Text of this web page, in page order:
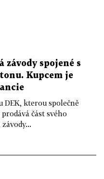
závody spojené s
Kupcem je
DEK, kterou společně
část svého